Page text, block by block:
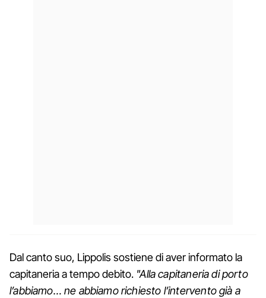
Dal canto suo, Lippolis sostiene di aver informato la
capitaneria a tempo debito. "Alla capitaneria di porto
l’abbiamo… ne abbiamo richiesto l’intervento già a